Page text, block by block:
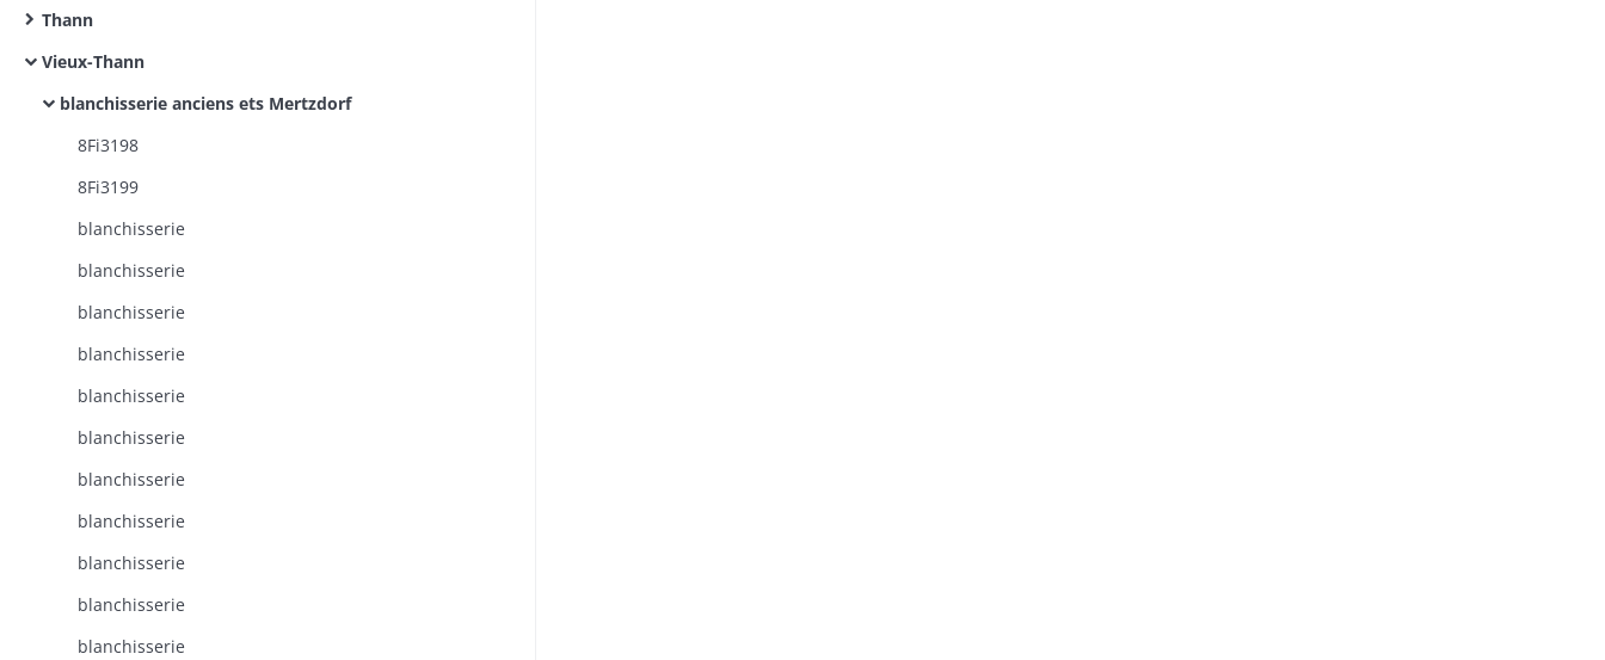
Thann
Vieux-Thann
blanchisserie anciens ets Mertzdorf
8Fi3198
8Fi3199
blanchisserie
blanchisserie
blanchisserie
blanchisserie
blanchisserie
blanchisserie
blanchisserie
blanchisserie
blanchisserie
blanchisserie
blanchisserie